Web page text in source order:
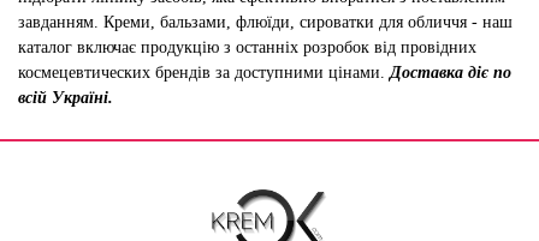
завданням. Креми, бальзами, флюїди, сироватки для обличчя - наш
каталог включає продукцію з останніх розробок від провідних
космецевтических брендів за доступними цінами.
Доставка діє по
всій Україні.